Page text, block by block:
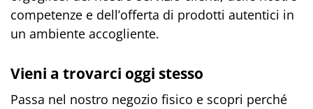
competenze e dell’offerta di prodotti autentici in
un ambiente accogliente.
Vieni a trovarci oggi stesso
Passa nel nostro negozio fisico e scopri perché